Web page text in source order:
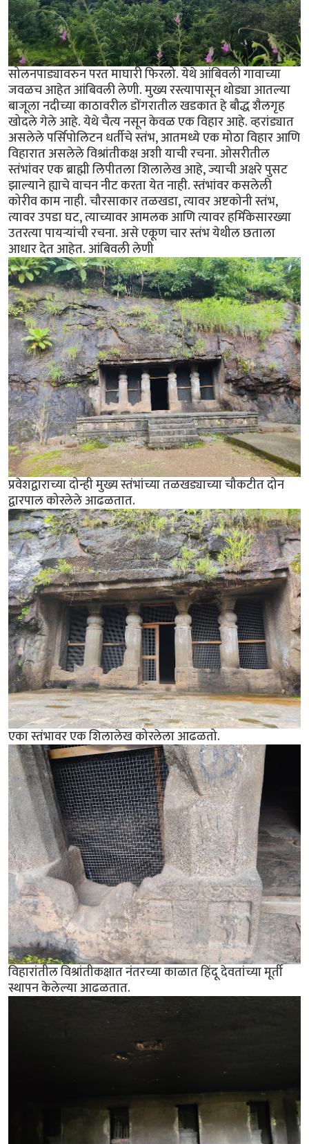
सोलनपाड्यावरुन परत माघारी फिरलो. येथे आंबिवली गावाच्या
जवळच आहेत आंबिवली लेणी. मुख्य रस्त्यापासून थोड्या आतल्या
बाजूला नदीच्या काठावरील डोंगरातील खडकात हे बौद्ध शैलगृह
खोदले गेले आहे. येथे चैत्य नसून केवळ एक विहार आहे. व्हरांड्यात
असलेले पर्सिपोलिटन धर्तीचे स्तंभ, आतमध्ये एक मोठा विहार आणि
विहारात असलेले विश्रांतीकक्ष अशी याची रचना. ओसरीतील
स्तंभांवर एक ब्राह्मी लिपीतला शिलालेख आहे, ज्याची अक्षरे पुसट
झाल्याने ह्याचे वाचन नीट करता येत नाही. स्तंभांवर कसलेली
कोरीव काम नाही. चौरसाकार तळखडा, त्यावर अष्टकोनी स्तंभ,
त्यावर उपडा घट, त्याच्यावर आमलक आणि त्यावर हर्मिकेसारख्या
उतरत्या पायर्‍यांची रचना. असे एकूण चार स्तंभ येथील छताला
आधार देत आहेत. आंबिवली लेणी
प्रवेशद्वाराच्या दोन्ही मुख्य स्तंभांच्या तळखड्याच्या चौकटीत दोन
द्वारपाल कोरलेले आढळतात.
एका स्तंभावर एक शिलालेख कोरलेला आढळतो.
विहारांतील विश्रांतीकक्षात नंतरच्या काळात हिंदू देवतांच्या मूर्ती
स्थापन केलेल्या आढळतात.